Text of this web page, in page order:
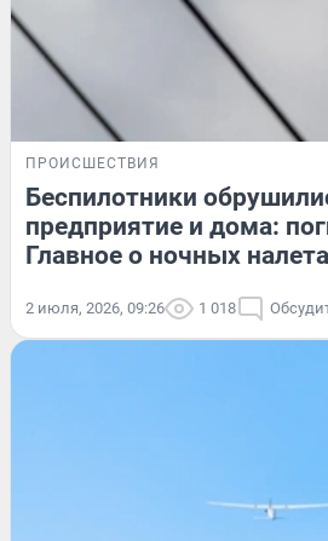
ПРОИСШЕСТВИЯ
Беспилотники
предприятие и дома:
Главное о ночных
2 июля, 2026, 09:26 1 018